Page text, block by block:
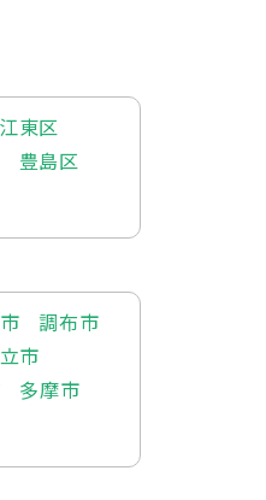
江東区
豊島区
調布市
市
多摩市